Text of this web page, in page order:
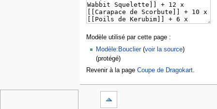
Modèle utilisé par cette page :
Modèle:Bouclier(voir la source)
(protégé)
Revenir à la page Coupe de Dragokart.